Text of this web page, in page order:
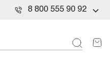
8 800 555 90 92